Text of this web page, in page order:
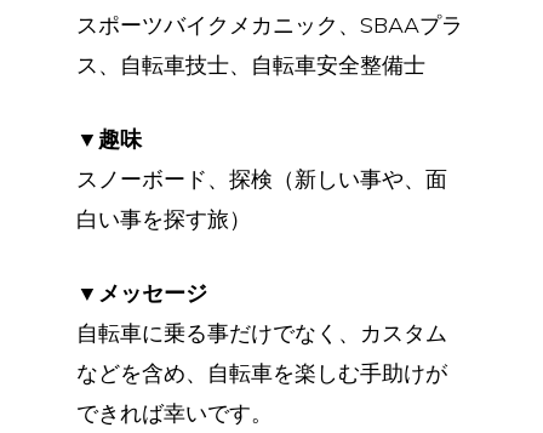
スポーツバイクメカニック、SBAAプラ
ス、自転車技士、自転車安全整備士
▼趣味
スノーボード、探検（新しい事や、面
白い事を探す旅）
▼メッセージ
自転車に乗る事だけでなく、カスタム
などを含め、自転車を楽しむ手助けが
できれば幸いです。